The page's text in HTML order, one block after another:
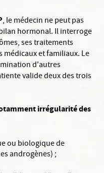
, le médecin ne peut pas
hormonal. Il interroge
ses traitements
et familiaux. Le
d'autres
valide deux des trois
irrégularité des
ou biologique de
androgènes) ;